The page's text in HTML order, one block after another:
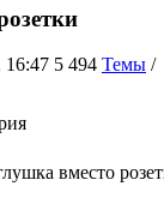
16:47 5 494 Темы /